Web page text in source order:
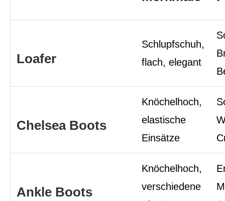
Loafer
Schlupfschuh,
flach, elegant
Chelsea Boots
Knöchelhoch,
elastische
Einsätze
Ankle Boots
Knöchelhoch,
verschiedene